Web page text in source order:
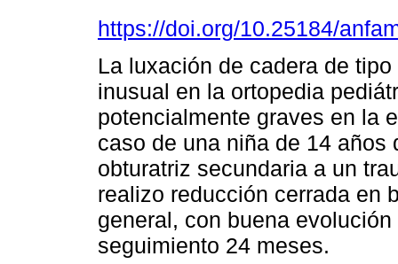
https://doi.org/10.25184/
La luxación de cadera de
inusual en la ortopedia
potencialmente graves en la
caso de una niña de 14 años
obturatriz secundaria a un
realizo reducción cerrada en
general, con buena
seguimiento 24 meses.